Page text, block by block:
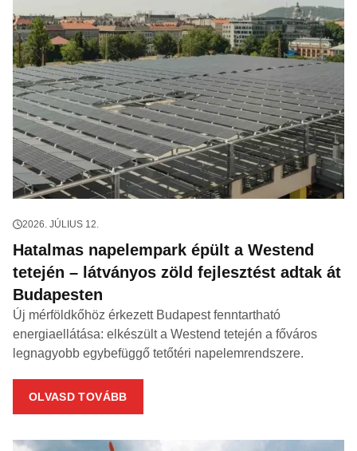
2026. JÚLIUS 12.
Hatalmas napelempark épült a Westend
tetején – látványos zöld fejlesztést adtak át
Budapesten
Új mérföldkőhöz érkezett Budapest fenntartható
energiaellátása: elkészült a Westend tetején a főváros
legnagyobb egybefüggő tetőtéri napelemrendszere.
OLVASD TOVÁBB